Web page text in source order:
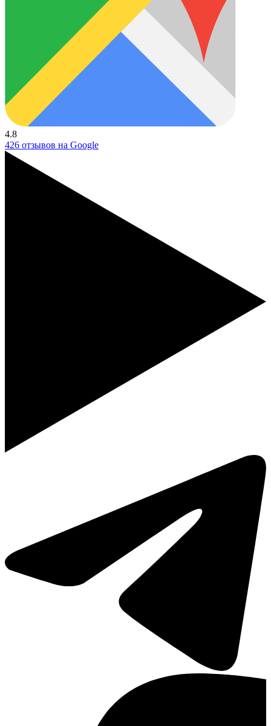
4.8
426 отзывов на Google